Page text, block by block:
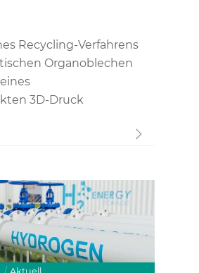
Recycling-Verfahrens
Organoblechen
3D-Druck